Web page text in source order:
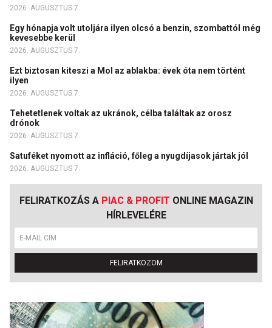
2026. AUGUSZTUS 7.
Egy hónapja volt utoljára ilyen olcsó a benzin, szombattól még
kevesebbe kerül
2026. AUGUSZTUS 7.
Ezt biztosan kiteszi a Mol az ablakba: évek óta nem történt
ilyen
2026. AUGUSZTUS 7.
Tehetetlenek voltak az ukránok, célba találtak az orosz
drónok
2026. AUGUSZTUS 7.
Satuféket nyomott az infláció, főleg a nyugdíjasok jártak jól
2026. AUGUSZTUS 7.
FELIRATKOZÁS A PIAC & PROFIT ONLINE MAGAZIN
HÍRLEVELÉRE
FELIRATKOZOM